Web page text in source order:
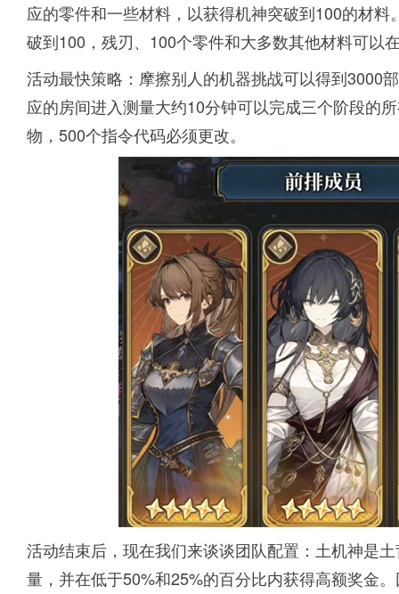
应的零件和一些材料，以获得机神突破到100的材
破到100，残刃、100个零件和大多数其他材料可以
活动最快策略：摩擦别人的机器挑战可以得到3000
应的房间进入测量大约10分钟可以完成三个阶段的
物，500个指令代码必须更改。
活动结束后，现在我们来谈谈团队配置：土机神是
量，并在低于50%和25%的百分比内获得高额奖金